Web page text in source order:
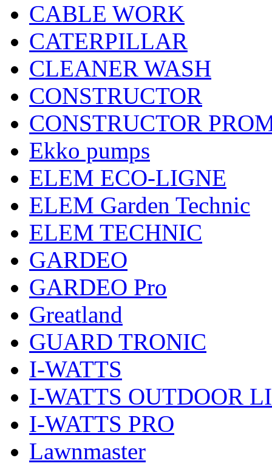
CABLE WORK
CATERPILLAR
CLEANER WASH
CONSTRUCTOR
CONSTRUCTOR
Ekko pumps
ELEM ECO-LIGNE
ELEM Garden Technic
ELEM TECHNIC
GARDEO
GARDEO Pro
Greatland
GUARD TRONIC
I-WATTS
I-WATTS OUTDOOR
I-WATTS PRO
Lawnmaster